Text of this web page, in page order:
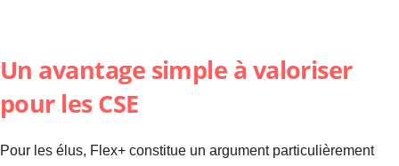
Un avantage simple à valoriser
pour les CSE
Pour les élus, Flex+ constitue un argument particulièrement